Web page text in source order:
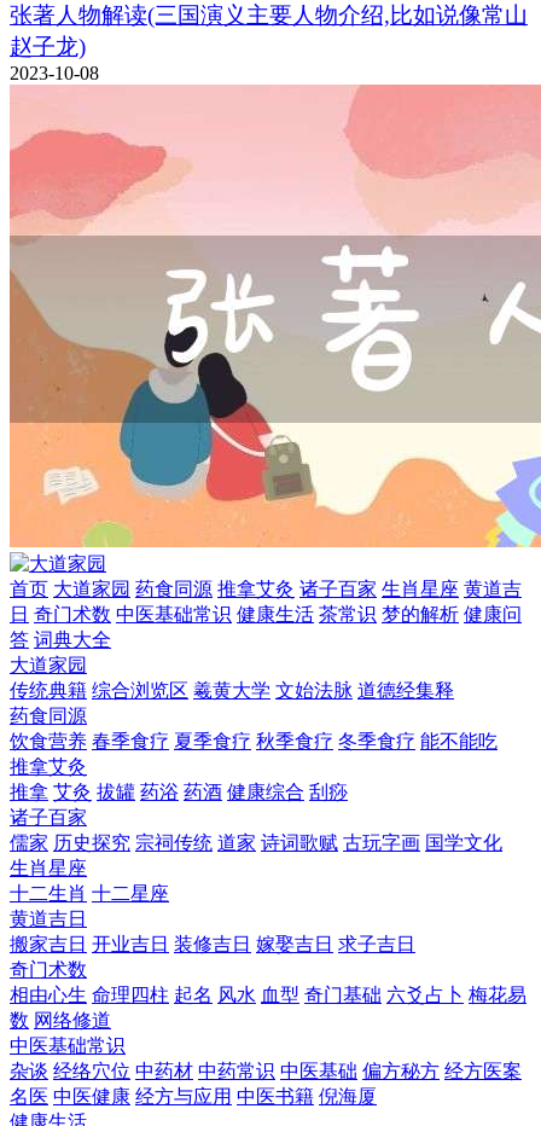
张著人物解读(三国演义主要人物介绍,比如说像常山
赵子龙)
2023-10-08
首页 大道家园 药食同源 推拿艾灸 诸子百家 生肖星座 黄道吉
日 奇门术数 中医基础常识 健康生活 茶常识 梦的解析 健康问
答 词典大全
大道家园
传统典籍 综合浏览区 羲黄大学 文始法脉 道德经集释
药食同源
饮食营养 春季食疗 夏季食疗 秋季食疗 冬季食疗 能不能吃
推拿艾灸
推拿 艾灸 拔罐 药浴 药酒 健康综合 刮痧
诸子百家
儒家 历史探究 宗祠传统 道家 诗词歌赋 古玩字画 国学文化
生肖星座
十二生肖 十二星座
黄道吉日
搬家吉日 开业吉日 装修吉日 嫁娶吉日 求子吉日
奇门术数
相由心生 命理四柱 起名 风水 血型 奇门基础 六爻占卜 梅花易
数 网络修道
中医基础常识
杂谈 经络穴位 中药材 中药常识 中医基础 偏方秘方 经方医案
名医 中医健康 经方与应用 中医书籍 倪海厦
健康生活